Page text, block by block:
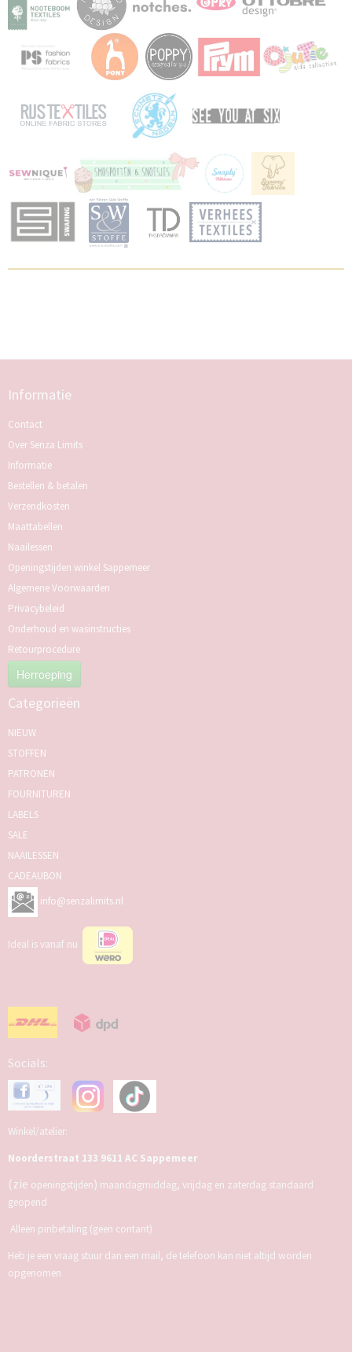
Informatie
Contact
Over Senza Limits
Informatie
Bestellen & betalen
Verzendkosten
Maattabellen
Naailessen
Openingstijden winkel Sappemeer
Algemene Voorwaarden
Privacybeleid
Onderhoud en wasinstructies
Retourprocedure
Herroeping
Categorieën
NIEUW
STOFFEN
PATRONEN
FOURNITUREN
LABELS
SALE
NAAILESSEN
CADEAUBON
info@senzalimits.nl
Ideal is vanaf nu
Socials:
Winkel/atelier:
Noorderstraat 133 9611 AC Sappemeer
(zie openingstijden) maandagmiddag, vrijdag en zaterdag standaard
geopend
Alleen pinbetaling (geen contant)
Heb je een vraag stuur dan een mail, de telefoon kan niet altijd worden
opgenomen